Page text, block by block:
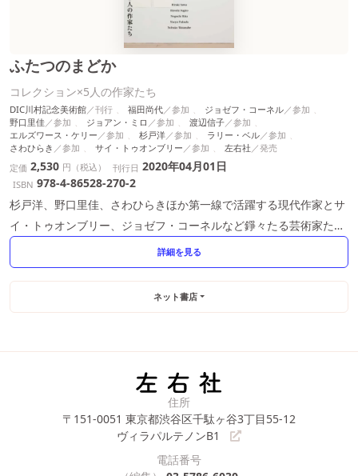
ふたつのまどか
コレクション×5人の作家たち
DIC川村記念美術館 福田尚代
ジョゼフ・コーネル
野口里佳
ジョアン・ミロ
渡辺信子
エルズワース・ケリー
杉戸洋
ラリー・ベル
さわひらき
サイ・トゥオンブリー
左右社
定価 2,530 円（税込） 刊行日 2020年04月01日
ISBN 978-4-86528-270-2
杉戸洋、野口里佳、さわひらきほか第一線で活躍する現代作家とサ
イ・トゥオンブリー、ジョゼフ・コーネルなど錚々たる芸術家たち
詳細を見る
ネット書店
住所
〒151-0051 東京都渋谷区千駄ヶ谷3丁目55-12
ヴィラパルテノンB1
電話番号